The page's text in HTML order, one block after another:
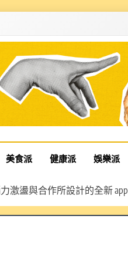
美食派 健康派 娛樂派
激盪與合作所設計的全新 app